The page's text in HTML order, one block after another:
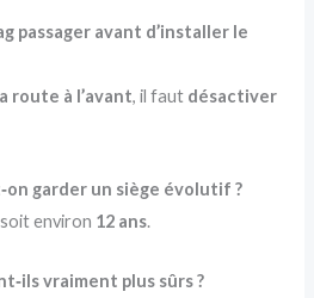
passager avant d’installer le
route à l’avant, il faut désactiver
garder un siège évolutif ?
environ 12 ans.
vraiment plus sûrs ?